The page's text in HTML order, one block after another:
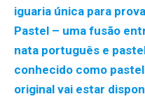
iguaria única para
Pastel – uma fusão
nata português e
conhecido como
original vai estar